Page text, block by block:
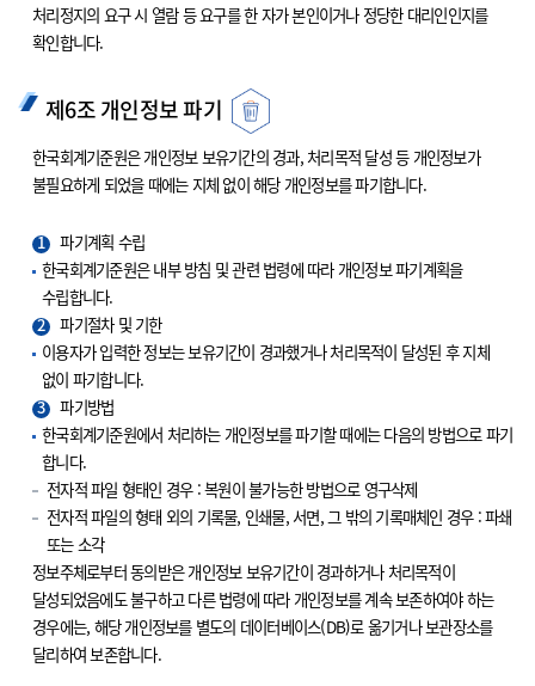
처리정지의 요구 시 열람 등 요구를 한 자가 본인이거나 정당한 대리인인지를
확인합니다.
제6조 개인정보 파기
한국회계기준원은 개인정보 보유기간의 경과, 처리목적 달성 등 개인정보가
불필요하게 되었을 때에는 지체 없이 해당 개인정보를 파기합니다.
1
파기계획 수립
한국회계기준원은 내부 방침 및 관련 법령에 따라 개인정보 파기계획을
수립합니다.
2
파기절차 및 기한
이용자가 입력한 정보는 보유기간이 경과했거나 처리목적이 달성된 후 지체
없이 파기합니다.
3
파기방법
한국회계기준원에서 처리하는 개인정보를 파기할 때에는 다음의 방법으로 파기
합니다.
전자적 파일 형태인 경우 : 복원이 불가능한 방법으로 영구삭제
전자적 파일의 형태 외의 기록물, 인쇄물, 서면, 그 밖의 기록매체인 경우 : 파쇄
또는 소각
정보주체로부터 동의받은 개인정보 보유기간이 경과하거나 처리목적이
달성되었음에도 불구하고 다른 법령에 따라 개인정보를 계속 보존하여야 하는
경우에는, 해당 개인정보를 별도의 데이터베이스(DB)로 옮기거나 보관장소를
달리하여 보존합니다.